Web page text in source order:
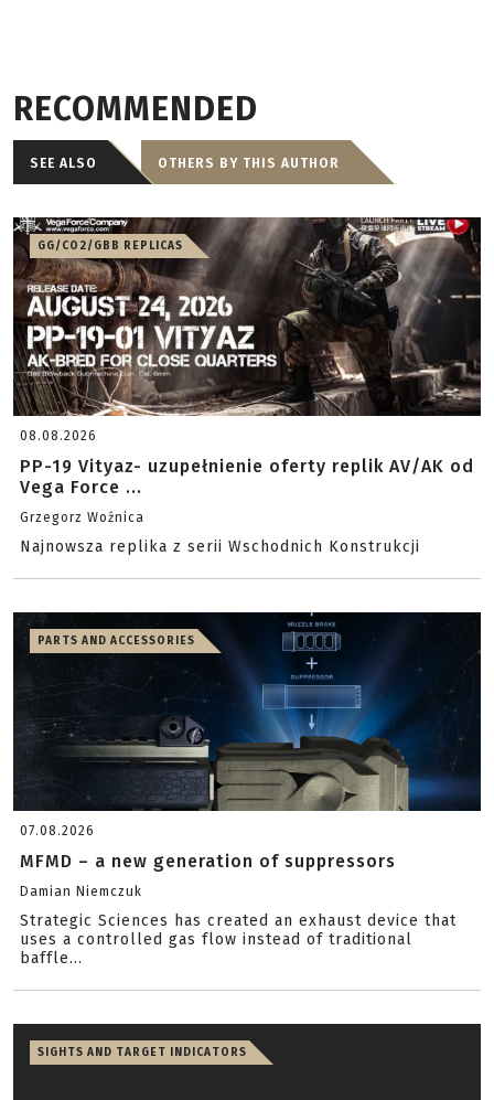
RECOMMENDED
SEE ALSO OTHERS BY THIS AUTHOR
GG/CO2/GBB REPLICAS
08.08.2026
PP-19 Vityaz- uzupełnienie oferty replik AV/AK od
Vega Force ...
Grzegorz Woźnica
Najnowsza replika z serii Wschodnich Konstrukcji
PARTS AND ACCESSORIES
07.08.2026
MFMD – a new generation of suppressors
Damian Niemczuk
Strategic Sciences has created an exhaust device that
uses a controlled gas flow instead of traditional
baffle...
SIGHTS AND TARGET INDICATORS